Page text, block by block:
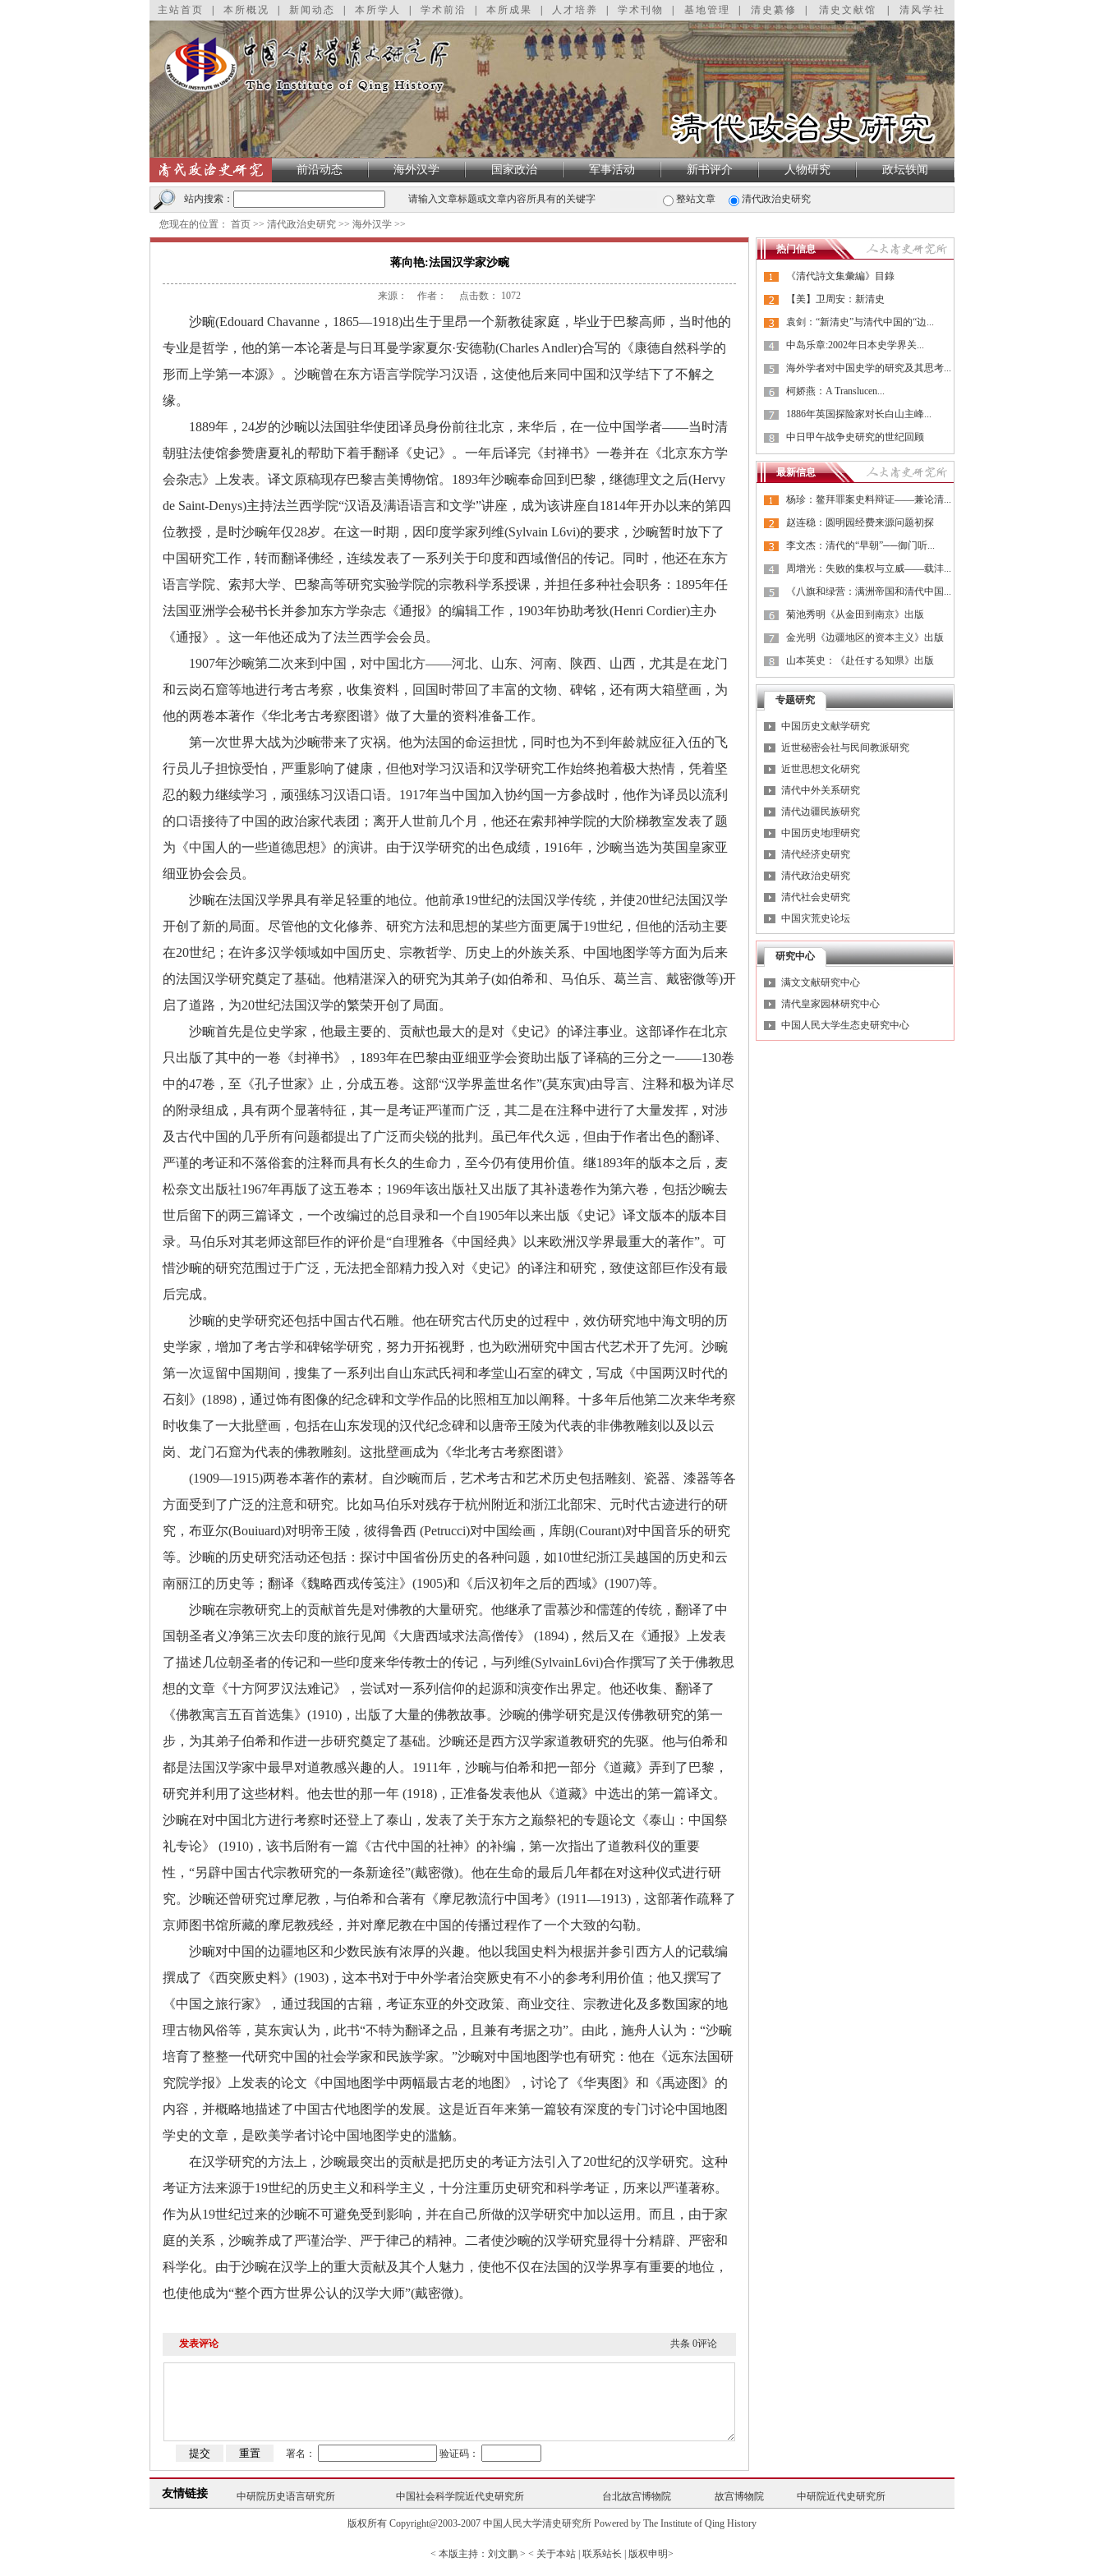
主站首页 本所概况 新闻动态 本所学人 学术前沿 本所成果 人才培养 学术刊物 基地管理 清史纂修 清史文献馆 清风学社
前沿动态 海外汉学 国家政治 军事活动 新书评介 人物研究 政坛轶闻
站内搜索： 请输入文章标题或文章内容所具有的关键字 整站文章 清代政治史研究
您现在的位置： 首页 >> 清代政治史研究 >> 海外汉学 >>
蒋向艳:法国汉学家沙畹
来源： 作者： 点击数： 1072
沙畹(Edouard Chavanne ， 1865—1918)出生于里昂一个新教徒家庭，毕业于巴黎高师，当时他的
专业是哲学，他的第一本论著是与日耳曼学家夏尔·安德勒(Charles Andler)合写的《康德自然科学的
形而上学第一本源》。沙畹曾在东方语言学院学习汉语，这使他后来同中国和汉学结下了不解之
缘。
1889年， 24岁的沙畹以法国驻华使团译员身份前往北京，来华后，在一位中国学者——当时清
朝驻法使馆参赞唐夏礼的帮助下着手翻译《史记》。一年后译完《封禅书》一卷并在《北京东方学
会杂志》上发表。译文原稿现存巴黎吉美博物馆。 1893年沙畹奉命回到巴黎，继德理文之后(Hervy
de Saint-Denys)主持法兰西学院“汉语及满语语言和文学”讲座，成为该讲座自1814年开办以来的第四
位教授，是时沙畹年仅28岁。在这一时期，因印度学家列维(Sylvain L6vi)的要求，沙畹暂时放下了
中国研究工作，转而翻译佛经，连续发表了一系列关于印度和西域僧侣的传记。同时，他还在东方
语言学院、索邦大学、巴黎高等研究实验学院的宗教科学系授课，并担任多种社会职务： 1895年任
法国亚洲学会秘书长并参加东方学杂志《通报》的编辑工作， 1903年协助考狄(Henri Cordier)主办
《通报》。这一年他还成为了法兰西学会会员。
1907年沙畹第二次来到中国，对中国北方——河北、山东、河南、陕西、山西，尤其是在龙门
和云岗石窟等地进行考古考察，收集资料，回国时带回了丰富的文物、碑铭，还有两大箱壁画，为
他的两卷本著作《华北考古考察图谱》做了大量的资料准备工作。
第一次世界大战为沙畹带来了灾祸。他为法国的命运担忧，同时也为不到年龄就应征入伍的飞
行员儿子担惊受怕，严重影响了健康，但他对学习汉语和汉学研究工作始终抱着极大热情，凭着坚
忍的毅力继续学习，顽强练习汉语口语。 1917年当中国加入协约国一方参战时，他作为译员以流利
的口语接待了中国的政治家代表团；离开人世前几个月，他还在索邦神学院的大阶梯教室发表了题
为《中国人的一些道德思想》的演讲。由于汉学研究的出色成绩， 1916年，沙畹当选为英国皇家亚
细亚协会会员。
沙畹在法国汉学界具有举足轻重的地位。他前承19世纪的法国汉学传统，并使20世纪法国汉学
开创了新的局面。尽管他的文化修养、研究方法和思想的某些方面更属于19世纪，但他的活动主要
在20世纪；在许多汉学领域如中国历史、宗教哲学、历史上的外族关系、中国地图学等方面为后来
的法国汉学研究奠定了基础。他精湛深入的研究为其弟子(如伯希和、马伯乐、葛兰言、戴密微等)开
启了道路，为20世纪法国汉学的繁荣开创了局面。
沙畹首先是位史学家，他最主要的、贡献也最大的是对《史记》的译注事业。这部译作在北京
只出版了其中的一卷《封禅书》， 1893年在巴黎由亚细亚学会资助出版了译稿的三分之一——130卷
中的47卷，至《孔子世家》止，分成五卷。这部“汉学界盖世名作”(莫东寅)由导言、注释和极为详尽
的附录组成，具有两个显著特征，其一是考证严谨而广泛，其二是在注释中进行了大量发挥，对涉
及古代中国的几乎所有问题都提出了广泛而尖锐的批判。虽已年代久远，但由于作者出色的翻译、
严谨的考证和不落俗套的注释而具有长久的生命力，至今仍有使用价值。继1893年的版本之后，麦
松奈文出版社1967年再版了这五卷本； 1969年该出版社又出版了其补遗卷作为第六卷，包括沙畹去
世后留下的两三篇译文，一个改编过的总目录和一个自1905年以来出版《史记》译文版本的版本目
录。马伯乐对其老师这部巨作的评价是“自理雅各《中国经典》以来欧洲汉学界最重大的著作”。可
惜沙畹的研究范围过于广泛，无法把全部精力投入对《史记》的译注和研究，致使这部巨作没有最
后完成。
沙畹的史学研究还包括中国古代石雕。他在研究古代历史的过程中，效仿研究地中海文明的历
史学家，增加了考古学和碑铭学研究，努力开拓视野，也为欧洲研究中国古代艺术开了先河。沙畹
第一次逗留中国期间，搜集了一系列出自山东武氏祠和孝堂山石室的碑文，写成《中国两汉时代的
石刻》 (1898) ，通过饰有图像的纪念碑和文学作品的比照相互加以阐释。十多年后他第二次来华考察
时收集了一大批壁画，包括在山东发现的汉代纪念碑和以唐帝王陵为代表的非佛教雕刻以及以云
岗、龙门石窟为代表的佛教雕刻。这批壁画成为《华北考古考察图谱》
(1909—1915)两卷本著作的素材。自沙畹而后，艺术考古和艺术历史包括雕刻、瓷器、漆器等各
方面受到了广泛的注意和研究。比如马伯乐对残存于杭州附近和浙江北部宋、元时代古迹进行的研
究，布亚尔(Bouiuard)对明帝王陵，彼得鲁西 (Petrucci)对中国绘画，库朗(Courant)对中国音乐的研究
等。沙畹的历史研究活动还包括：探讨中国省份历史的各种问题，如10世纪浙江吴越国的历史和云
南丽江的历史等；翻译《魏略西戎传笺注》 (1905)和《后汉初年之后的西域》 (1907)等。
沙畹在宗教研究上的贡献首先是对佛教的大量研究。他继承了雷慕沙和儒莲的传统，翻译了中
国朝圣者义净第三次去印度的旅行见闻《大唐西域求法高僧传》
(1894) ，然后又在《通报》上发表
了描述几位朝圣者的传记和一些印度来华传教士的传记，与列维(SylvainL6vi)合作撰写了关于佛教思
想的文章《十方阿罗汉法难记》，尝试对一系列信仰的起源和演变作出界定。他还收集、翻译了
《佛教寓言五百首选集》 (1910) ，出版了大量的佛教故事。沙畹的佛学研究是汉传佛教研究的第一
步，为其弟子伯希和作进一步研究奠定了基础。沙畹还是西方汉学家道教研究的先驱。他与伯希和
都是法国汉学家中最早对道教感兴趣的人。 1911年，沙畹与伯希和把一部分《道藏》弄到了巴黎，
研究并利用了这些材料。他去世的那一年 (1918) ，正准备发表他从《道藏》中选出的第一篇译文。
沙畹在对中国北方进行考察时还登上了泰山，发表了关于东方之巅祭祀的专题论文《泰山：中国祭
礼专论》
(1910) ，该书后附有一篇《古代中国的社神》的补编，第一次指出了道教科仪的重要
性，“另辟中国古代宗教研究的一条新途径”(戴密微)。他在生命的最后几年都在对这种仪式进行研
究。沙畹还曾研究过摩尼教，与伯希和合著有《摩尼教流行中国考》 (1911—1913) ，这部著作疏释了
京师图书馆所藏的摩尼教残经，并对摩尼教在中国的传播过程作了一个大致的勾勒。
沙畹对中国的边疆地区和少数民族有浓厚的兴趣。他以我国史料为根据并参引西方人的记载编
撰成了《西突厥史料》 (1903) ，这本书对于中外学者治突厥史有不小的参考利用价值；他又撰写了
《中国之旅行家》，通过我国的古籍，考证东亚的外交政策、商业交往、宗教进化及多数国家的地
理古物风俗等，莫东寅认为，此书“不特为翻译之品，且兼有考据之功”。由此，施舟人认为：“沙畹
培育了整整一代研究中国的社会学家和民族学家。”沙畹对中国地图学也有研究：他在《远东法国研
究院学报》上发表的论文《中国地图学中两幅最古老的地图》，讨论了《华夷图》和《禹迹图》的
内容，并概略地描述了中国古代地图学的发展。这是近百年来第一篇较有深度的专门讨论中国地图
学史的文章，是欧美学者讨论中国地图学史的滥觞。
在汉学研究的方法上，沙畹最突出的贡献是把历史的考证方法引入了20世纪的汉学研究。这种
考证方法来源于19世纪的历史主义和科学主义，十分注重历史研究和科学考证，历来以严谨著称。
作为从19世纪过来的沙畹不可避免受到影响，并在自己所做的汉学研究中加以运用。而且，由于家
庭的关系，沙畹养成了严谨治学、严于律己的精神。二者使沙畹的汉学研究显得十分精辟、严密和
科学化。由于沙畹在汉学上的重大贡献及其个人魅力，使他不仅在法国的汉学界享有重要的地位，
也使他成为“整个西方世界公认的汉学大师”(戴密微)。
发表评论 共条 0评论
署名： 验证码：
热门信息
《清代詩文集彙編》目錄
【美】卫周安：新清史
袁剑：“新清史”与清代中国的“边...
中岛乐章:2002年日本史学界关...
海外学者对中国史学的研究及其思考...
柯娇燕：A Translucen...
1886年英国探险家对长白山主峰...
中日甲午战争史研究的世纪回顾
最新信息
杨珍：鳌拜罪案史料辩证——兼论清...
赵连稳：圆明园经费来源问题初探
李文杰：清代的“早朝”──御门听...
周增光：失败的集权与立威——载沣...
《八旗和绿营：满洲帝国和清代中国...
菊池秀明《从金田到南京》出版
金光明《边疆地区的资本主义》出版
山本英史：《赴任する知県》出版
专题研究
中国历史文献学研究
近世秘密会社与民间教派研究
近世思想文化研究
清代中外关系研究
清代边疆民族研究
中国历史地理研究
清代经济史研究
清代政治史研究
清代社会史研究
中国灾荒史论坛
研究中心
满文文献研究中心
清代皇家园林研究中心
中国人民大学生态史研究中心
友情链接
故宫博物院
台北故宫博物院
复旦大学历史地理研究中心
史学理论与史学史研究中心
中国高校人文社会科学信息网 中国高校人文社会科学文献中心
中研院历史语言研究所
中国社会科学院近代史研究所 台北故宫博物院 故宫博物院
中研院近代史研究所
版权所有 Copyright@2003-2007 中国人民大学清史研究所 Powered by The Institute of Qing History
< 本版主持：刘文鹏 > < 关于本站 | 联系站长 | 版权申明>